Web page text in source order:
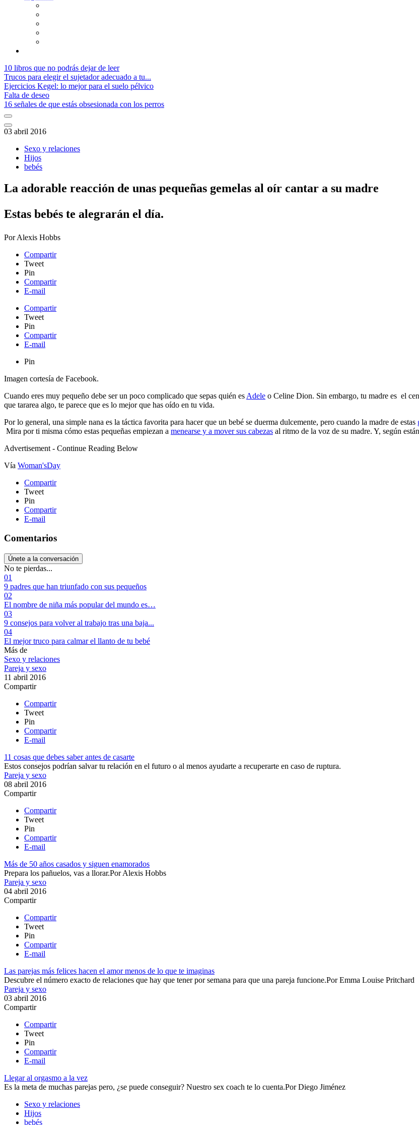
10 libros que no podrás dejar de leer
Trucos para elegir el sujetador adecuado a tu...
Ejercicios Kegel: lo mejor para el suelo pélvico
Falta de deseo
16 señales de que estás obsesionada con los perros
03 abril 2016
Sexo y relaciones
Hijos
bebés
La adorable reacción de unas pequeñas gemelas al oír cantar a su madre
Estas bebés te alegrarán el día.
PorAlexis Hobbs
Compartir
Tweet
Pin
Compartir
E-mail
Compartir
Tweet
Pin
Compartir
E-mail
Pin
Imagen cortesía de Facebook.
Cuando eres muy pequeño debe ser un poco complicado que sepas quién es Adele o Celine Dion. Sin embargo, tu madre es el
que tararea algo, te parece que es lo mejor que has oído en tu vida.
Por lo general, una simple nana es la táctica favorita para hacer que un bebé se duerma dulcemente, pero cuando la madre de estas
Mira por ti misma cómo estas pequeñas empiezan a menearse y a mover sus cabezas al ritmo de la voz de su madre. Y, según
Advertisement - Continue Reading Below
Vía Woman'sDay
Compartir
Tweet
Pin
Compartir
E-mail
Comentarios
Únete a la conversación
No te pierdas...
01
9 padres que han triunfado con sus pequeños
02
El nombre de niña más popular del mundo es…
03
9 consejos para volver al trabajo tras una baja...
04
El mejor truco para calmar el llanto de tu bebé
Más de
Sexo y relaciones
Pareja y sexo
11 abril 2016
Compartir
Compartir
Tweet
Pin
Compartir
E-mail
11 cosas que debes saber antes de casarte
Estos consejos podrían salvar tu relación en el futuro o al menos ayudarte a recuperarte en caso de ruptura.
Pareja y sexo
08 abril 2016
Compartir
Compartir
Tweet
Pin
Compartir
E-mail
Más de 50 años casados y siguen enamorados
​​Prepara los pañuelos, vas a llorar.​PorAlexis Hobbs
Pareja y sexo
04 abril 2016
Compartir
Compartir
Tweet
Pin
Compartir
E-mail
Las parejas más felices hacen el amor menos de lo que te imaginas
Descubre el número exacto de relaciones que hay que tener por semana para que una pareja funcione.​PorEmma Louise Pritchard
Pareja y sexo
03 abril 2016
Compartir
Compartir
Tweet
Pin
Compartir
E-mail
Llegar al orgasmo a la vez
Es la meta de muchas parejas pero, ¿se puede conseguir?​ Nuestro sex coach te lo cuenta.​PorDiego Jiménez
Sexo y relaciones
Hijos
bebés